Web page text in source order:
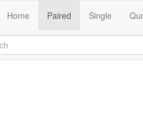
Home Paired Single